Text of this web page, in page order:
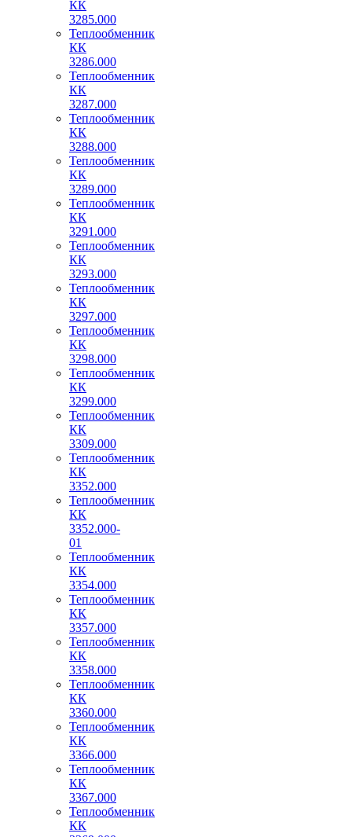
КК
3285.000
Теплообменник
КК
3286.000
Теплообменник
КК
3287.000
Теплообменник
КК
3288.000
Теплообменник
КК
3289.000
Теплообменник
КК
3291.000
Теплообменник
КК
3293.000
Теплообменник
КК
3297.000
Теплообменник
КК
3298.000
Теплообменник
КК
3299.000
Теплообменник
КК
3309.000
Теплообменник
КК
3352.000
Теплообменник
КК
3352.000-
01
Теплообменник
КК
3354.000
Теплообменник
КК
3357.000
Теплообменник
КК
3358.000
Теплообменник
КК
3360.000
Теплообменник
КК
3366.000
Теплообменник
КК
3367.000
Теплообменник
КК